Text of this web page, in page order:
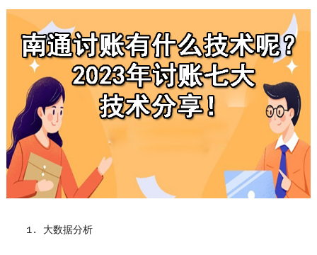
1. 大数据分析